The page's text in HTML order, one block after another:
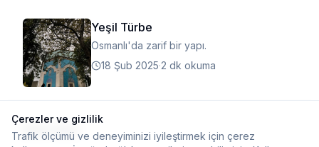
Yeşil Türbe
Osmanlı'da zarif bir yapı.
18 Şub 2025·2 dk okuma
Daha fazla
Çerezler ve gizlilik
Trafik ölçümü ve deneyiminizi iyileştirmek için çerez